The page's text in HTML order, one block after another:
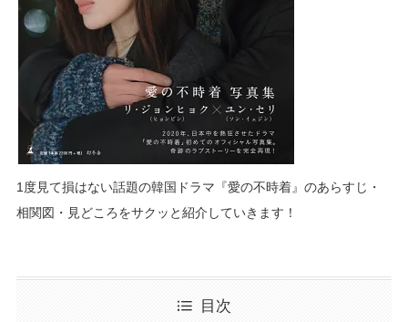
1度見て損はない話題の韓国ドラマ『愛の不時着』のあらすじ・
相関図・見どころをサクッと紹介していきます！
目次